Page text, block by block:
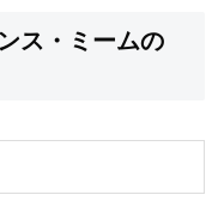
ス・ミームの